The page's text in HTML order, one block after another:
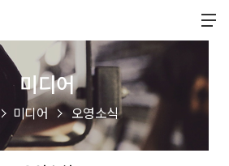
미디어
미디어 오영소식